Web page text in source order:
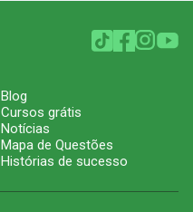
Blog
Cursos grátis
Notícias
Mapa de Questões
Histórias de sucesso